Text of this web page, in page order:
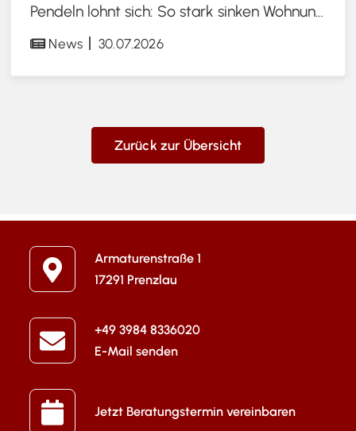
Pendeln lohnt sich: So stark sinken Wohnungspreise im Umland
News 30.07.2026
Zurück zur Übersicht
Armaturenstraße 1
17291 Prenzlau
+49 3984 8336020
E-Mail senden
Jetzt Beratungstermin vereinbaren